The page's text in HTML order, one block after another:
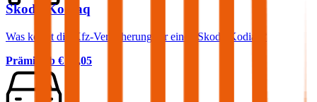
Skoda Kodiaq
Was kostet die Kfz-Versicherung für einen Skoda Kodiaq?
Prämie ab € 87,05